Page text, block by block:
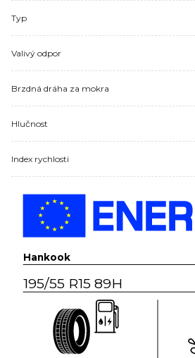
Typ
Valivý odpor
Brzdná dráha za mokra
Hlučnost
Index rychlosti
Hankook
195/55 R15 89H